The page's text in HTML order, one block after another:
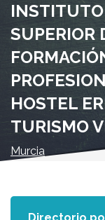
INSTITUTO
SUPERIOR
HOSTEL
TURISMO
Murcia